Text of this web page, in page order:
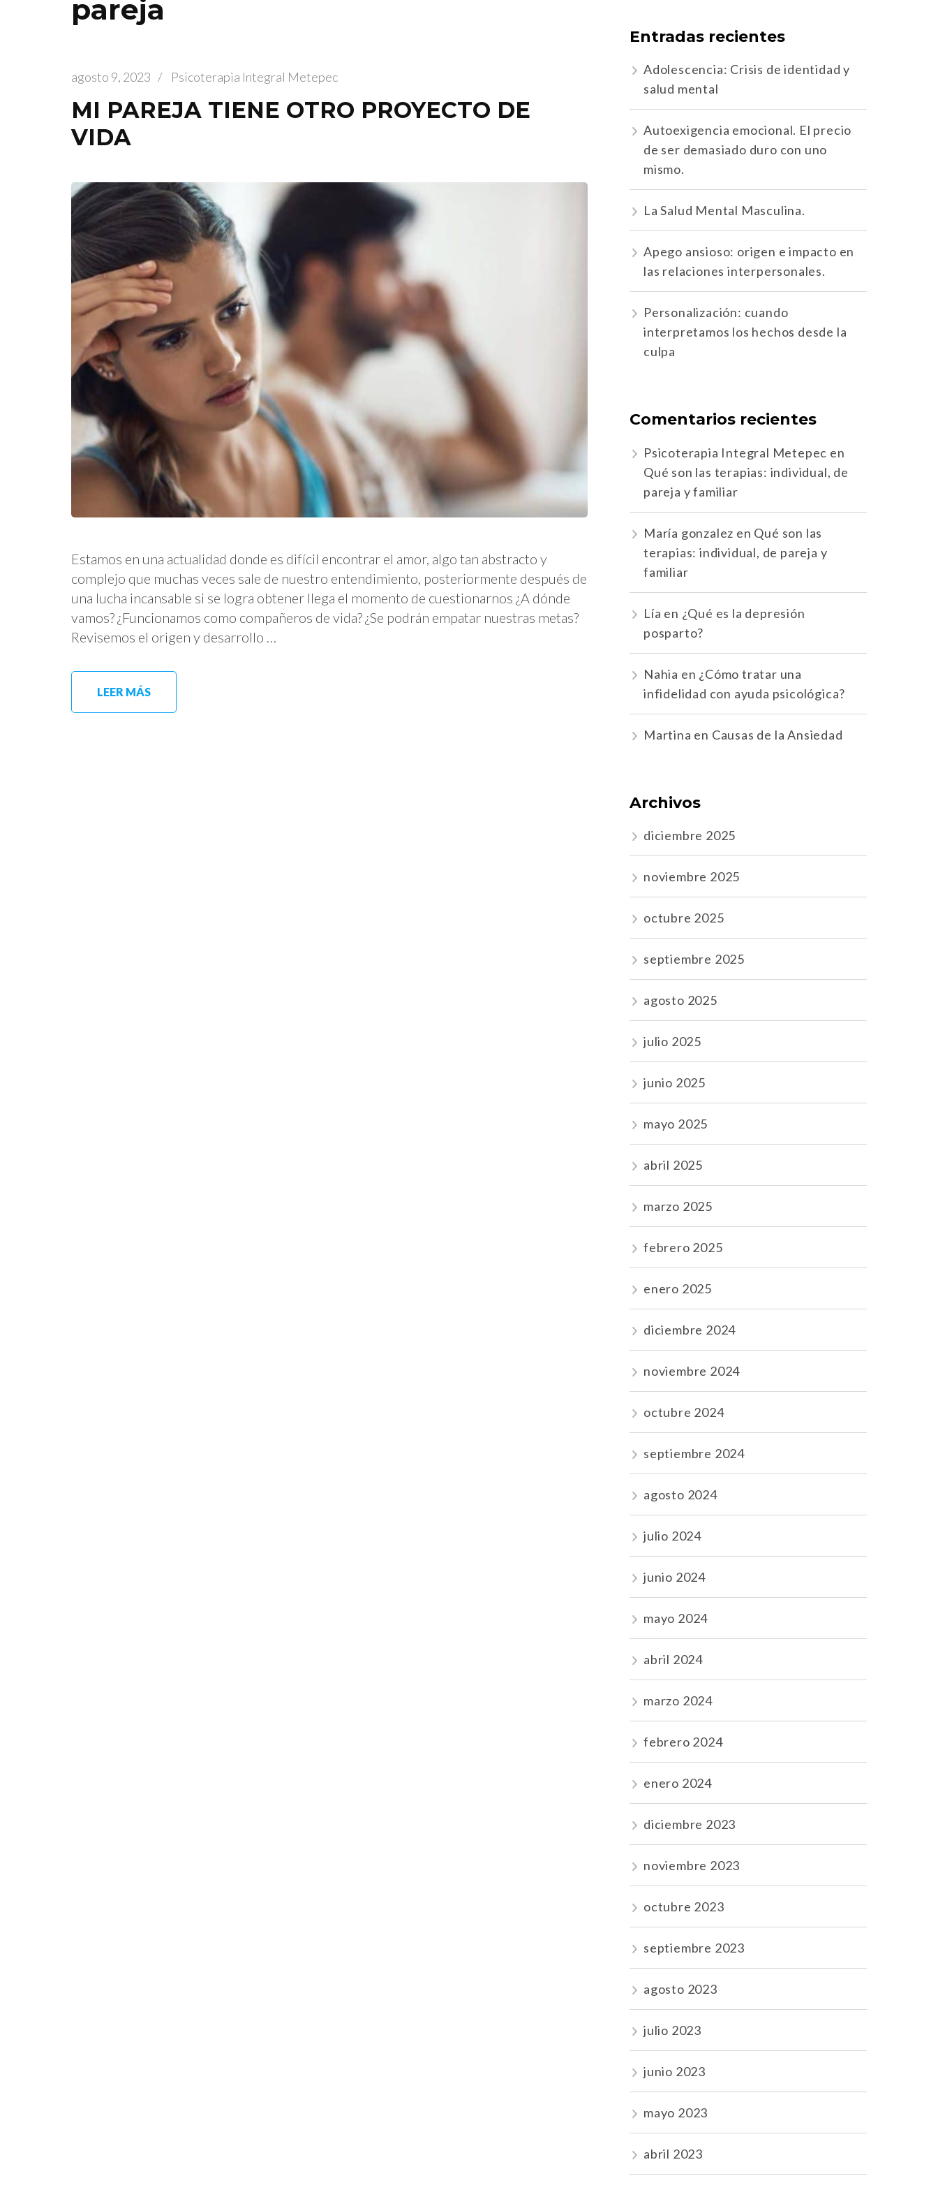
pareja
agosto 9, 2023 / Psicoterapia Integral Metepec
MI PAREJA TIENE OTRO PROYECTO DE
VIDA
Estamos en una actualidad donde es difícil encontrar el amor, algo tan abstracto y
complejo que muchas veces sale de nuestro entendimiento, posteriormente después de
una lucha incansable si se logra obtener llega el momento de cuestionarnos ¿A dónde
vamos? ¿Funcionamos como compañeros de vida? ¿Se podrán empatar nuestras metas?
Revisemos el origen y desarrollo …
LEER MÁS
Entradas recientes
Adolescencia: Crisis de identidad y
salud mental
Autoexigencia emocional. El precio
de ser demasiado duro con uno
mismo.
La Salud Mental Masculina.
Apego ansioso: origen e impacto en
las relaciones interpersonales.
Personalización: cuando
interpretamos los hechos desde la
culpa
Comentarios recientes
Psicoterapia Integral Metepec en
Qué son las terapias: individual, de
pareja y familiar
María gonzalez en Qué son las
terapias: individual, de pareja y
familiar
Lía en ¿Qué es la depresión
posparto?
Nahia en ¿Cómo tratar una
infidelidad con ayuda psicológica?
Martina en Causas de la Ansiedad
Archivos
diciembre 2025
noviembre 2025
octubre 2025
septiembre 2025
agosto 2025
julio 2025
junio 2025
mayo 2025
abril 2025
marzo 2025
febrero 2025
enero 2025
diciembre 2024
noviembre 2024
octubre 2024
septiembre 2024
agosto 2024
julio 2024
junio 2024
mayo 2024
abril 2024
marzo 2024
febrero 2024
enero 2024
diciembre 2023
noviembre 2023
octubre 2023
septiembre 2023
agosto 2023
julio 2023
junio 2023
mayo 2023
abril 2023